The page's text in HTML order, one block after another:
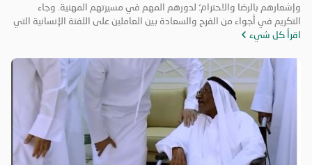
وإشعارهم بالرضا والاحترام؛ لدورهم المهم في مسيرتهم المهنية. وجاء
التكريم في أجواء من الفرح والسعادة بين العاملين على اللفتة الإنسانية التي
قدمتها “الإحسان الخيرية”، التي تدل على إيمان الجمعية بأهمية الكوادر
راشد بن محمد بن علي بن راشد النعيمي، مدير عام الجمعية، أن “الإحسان
الخيرية” تولي اهتماماً بالغاً بكوادرها البشرية عموماً، وفئة العمالة المساعدة
خصوصاً؛ إذ إنهم جزء لا يتجزأ من مسيرة الخير والعطاء التي تمضي بها الجمعية،
ويحملون على عاتقهم مهمات كفيلة بإنجاح المبادرات والبرامج الإنسانية التي
تنفذها. وأشار سعادة الشيخ راشد، إلى أن دولة الإمارات سنت القوانين
الداعمة والمنصفة للعمال، وأولتهم اهتماماً خاصاً؛ لذا فإن “الإحسان” تسير
على النهج ذاته في تقديم الدعم والمساندة للعمال والوقوف إلى جانبهم بما
يؤمن لهم حياة كريمة. #يوم_العمال_العالمي
اقرأ كل شيء